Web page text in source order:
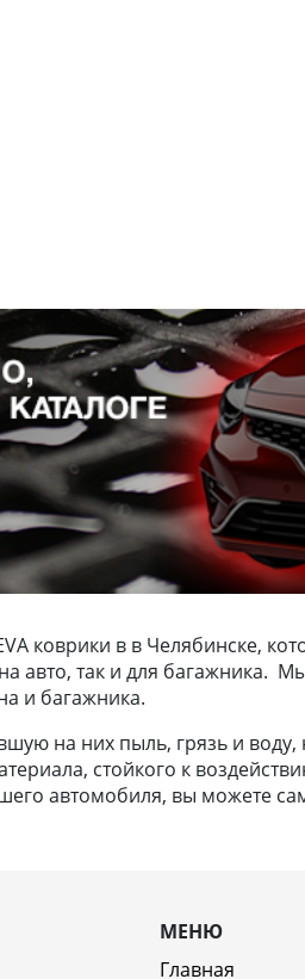
коврики в в Челябинске,
авто, так и для
и багажника.
на них пыль, грязь и
стойкого к
автомобиля, вы можете
МЕНЮ
Главная